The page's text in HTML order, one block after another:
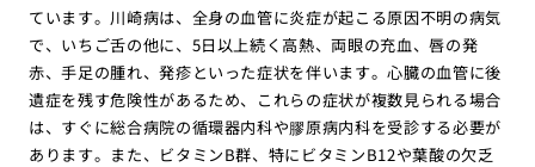
ています。川崎病は、全身の血管に炎症が起こる原因不明の病気
で、いちご舌の他に、5日以上続く高熱、両眼の充血、唇の発
赤、手足の腫れ、発疹といった症状を伴います。心臓の血管に後
遺症を残す危険性があるため、これらの症状が複数見られる場合
は、すぐに総合病院の循環器内科や膠原病内科を受診する必要が
あります。また、ビタミンB群、特にビタミンB12や葉酸の欠乏